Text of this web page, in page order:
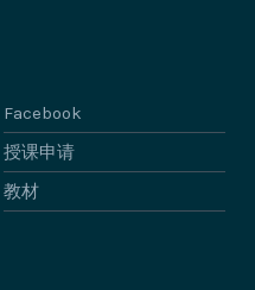
Facebook
授课申请
教材